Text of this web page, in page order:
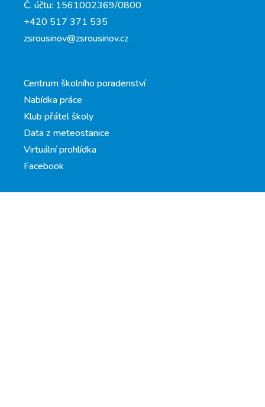
Č. účtu: 1561002369/0800
+420 517 371 535
zsrousinov@zsrousinov.cz
Centrum školního poradenství
Nabídka práce
Klub přátel školy
Data z meteostanice
Virtuální prohlídka
Facebook